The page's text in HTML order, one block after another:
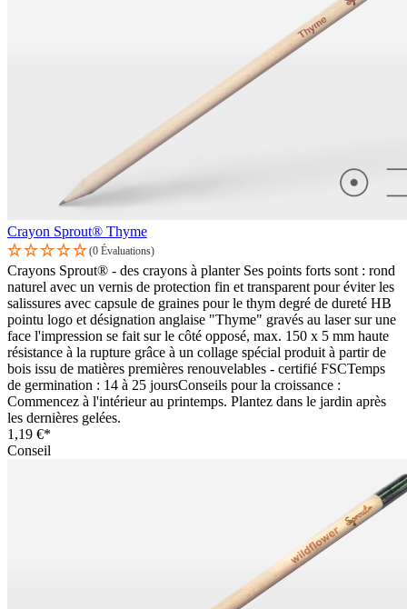
Crayon Sprout® Thyme
(0 Évaluations)
Crayons Sprout® - des crayons à planter Ses points forts sont : rond
naturel avec un vernis de protection fin et transparent pour éviter les
salissures avec capsule de graines pour le thym degré de dureté HB
pointu logo et désignation anglaise "Thyme" gravés au laser sur une
face l'impression se fait sur le côté opposé, max. 150 x 5 mm haute
résistance à la rupture grâce à un collage spécial produit à partir de
bois issu de matières premières renouvelables - certifié FSCTemps
de germination : 14 à 25 joursConseils pour la croissance :
Commencez à l'intérieur au printemps. Plantez dans le jardin après
les dernières gelées.
1,19 €*
Conseil